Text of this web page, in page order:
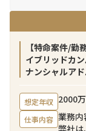
【特命案件/
イブリッドカ
ナンシャルア
想定年収 2000
仕事内容 業務内
弊社は